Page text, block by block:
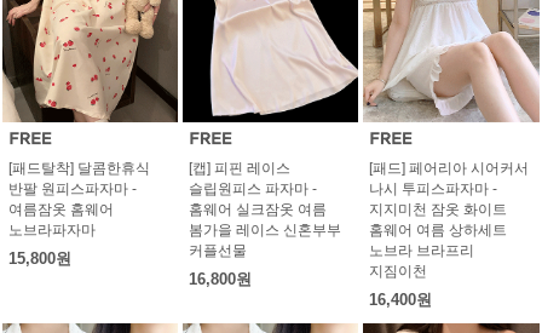
[패드탈착] 달콤한휴식
반팔 원피스파자마 -
여름잠옷 홈웨어
노브라파자마
15,800원
[캡] 피핀 레이스
슬립원피스 파자마 -
홈웨어 실크잠옷 여름
봄가을 레이스 신혼부부
커플선물
16,800원
[패드] 페어리아 시어커서
나시 투피스파자마 -
지지미천 잠옷 화이트
홈웨어 여름 상하세트
노브라 브라프리
지짐이천
16,400원